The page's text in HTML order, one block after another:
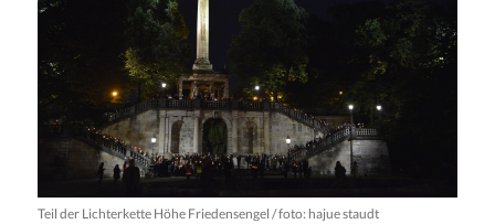
Teil der Lichterkette Höhe Friedensengel / foto: hajue staudt